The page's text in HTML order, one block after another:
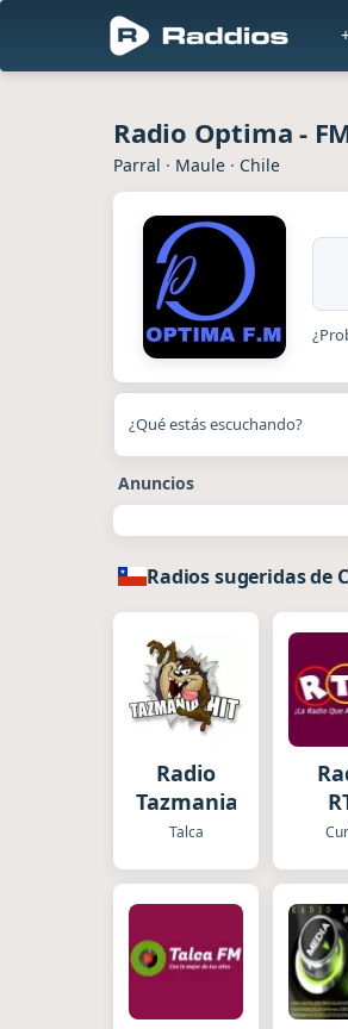
Radio Optima -
Parral · Maule · Chile
¿Qué estás escuchando?
Anuncios
Radios sugeridas de
Radio
Tazmaniahit
Talca